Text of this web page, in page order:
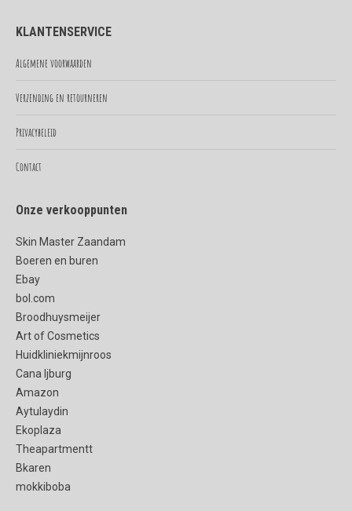
opens
window
opens
window
KLANTENSERVICE
Algemene voorwaarden
Verzending en retourneren
Privacybeleid
Contact
Onze verkooppunten
Skin Master Zaandam
Boeren en buren
Ebay
bol.com
Broodhuysmeijer
Art of Cosmetics
Huidkliniekmijnroos
Cana Ijburg
Amazon
Aytulaydin
Ekoplaza
Theapartmentt
Bkaren
mokkiboba